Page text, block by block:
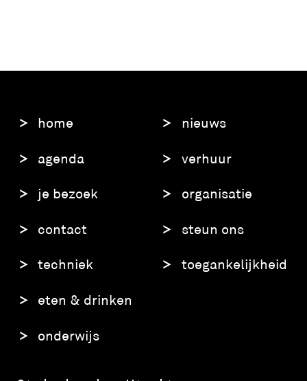
home
agenda
je bezoek
contact
techniek
eten & drinken
onderwijs
nieuws
verhuur
organisatie
steun ons
toegankelijkheid